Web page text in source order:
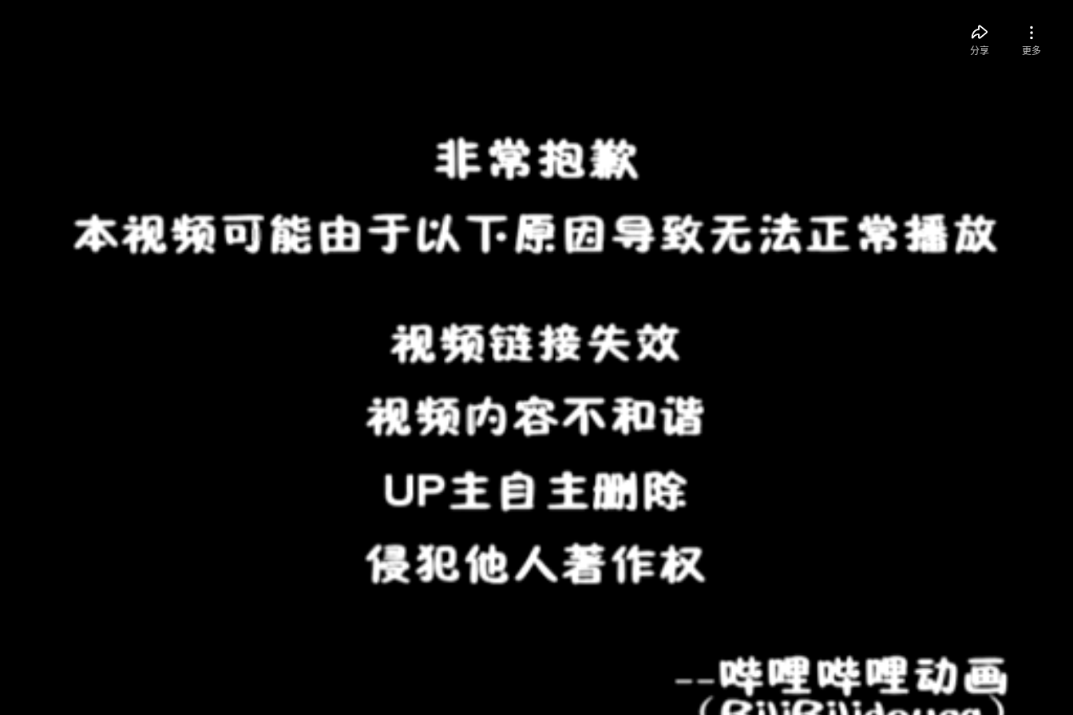
分享 更多